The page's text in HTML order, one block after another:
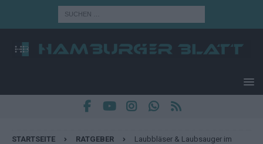
STARTSEITE RATGEBER
Laubbläser & Laubsauger im